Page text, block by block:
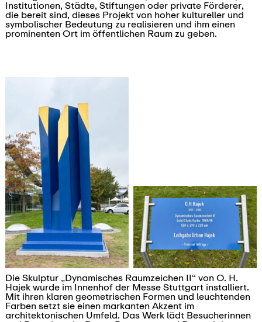
Institutionen, Städte, Stiftungen oder private Förderer,
die bereit sind, dieses Projekt von hoher kultureller und
symbolischer Bedeutung zu realisieren und ihm einen
prominenten Ort im öffentlichen Raum zu geben.
Die Skulptur „Dynamisches Raumzeichen II“ von O. H.
Hajek wurde im Innenhof der Messe Stuttgart installiert.
Mit ihren klaren geometrischen Formen und leuchtenden
Farben setzt sie einen markanten Akzent im
architektonischen Umfeld. Das Werk lädt Besucherinnen